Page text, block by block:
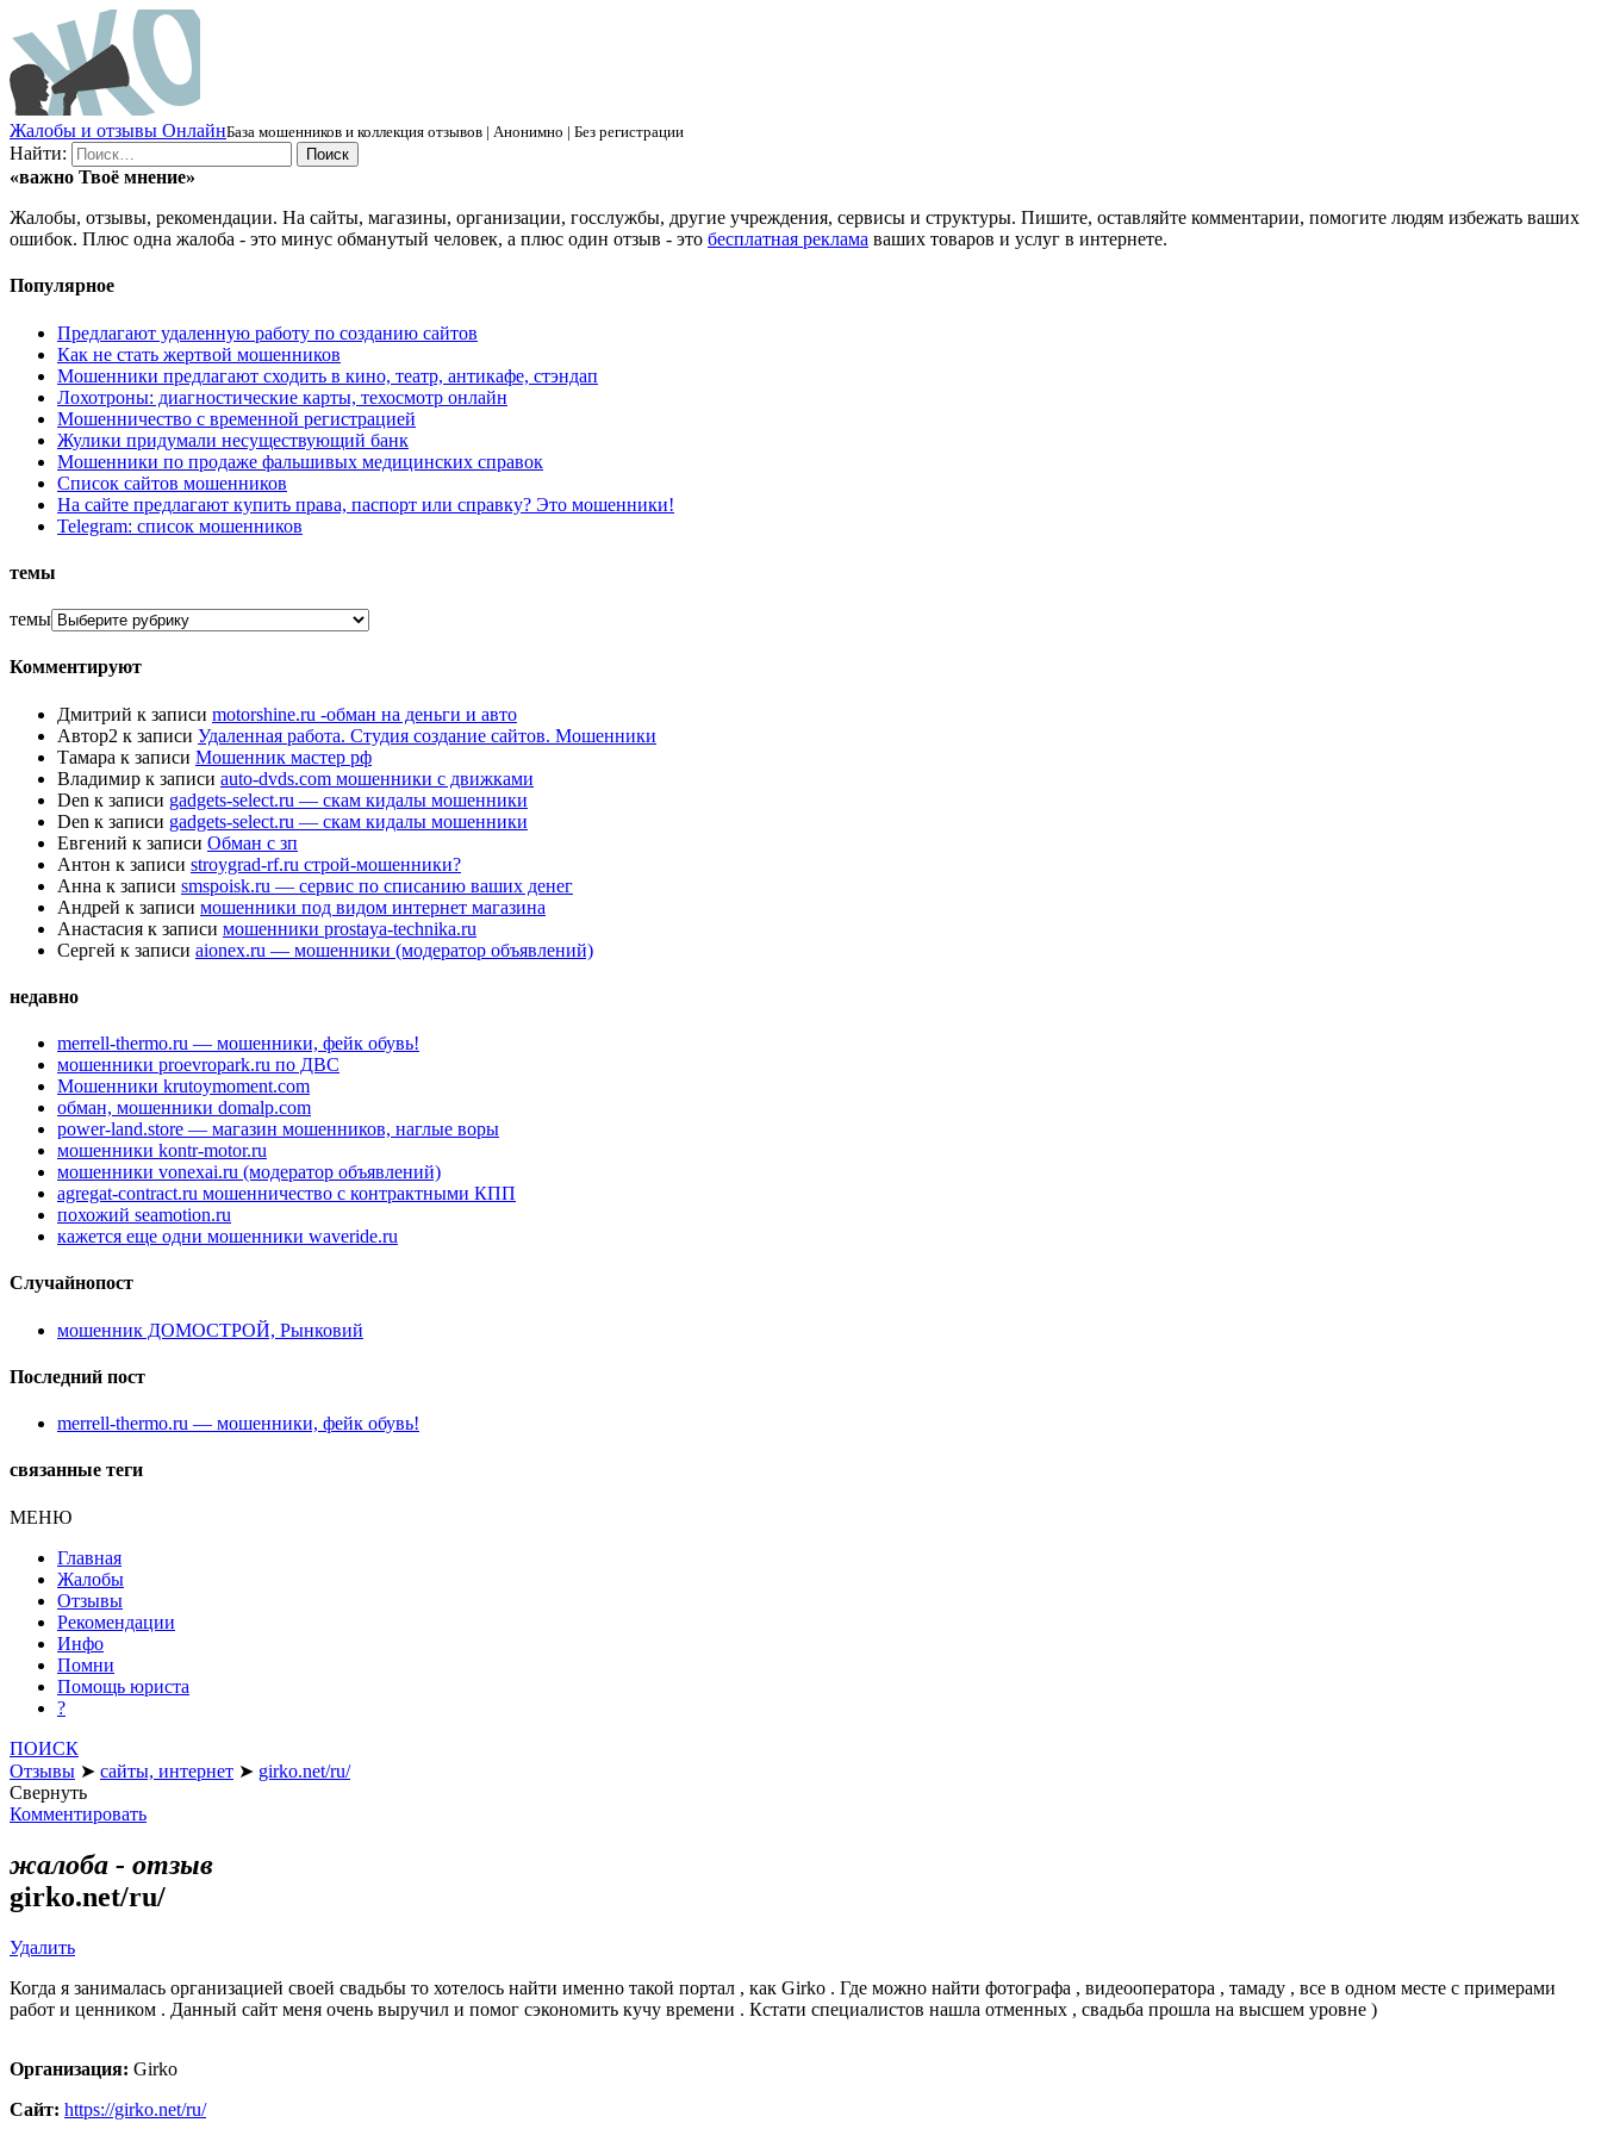
Жалобы и отзывы ОнлайнБаза мошенников и коллекция отзывов | Анонимно | Без регистрации
Найти:
«важно Твоё мнение»
Жалобы, отзывы, рекомендации. На сайты, магазины, организации, госслужбы, другие учреждения, сервисы и структуры. Пишите, оставляйте комментарии, помогите людям избежать ваших
ошибок. Плюс одна жалоба - это минус обманутый человек, а плюс один отзыв - это бесплатная реклама ваших товаров и услуг в интернете.
Популярное
Предлагают удаленную работу по созданию сайтов
Как не стать жертвой мошенников
Мошенники предлагают сходить в кино, театр, антикафе, стэндап
Лохотроны: диагностические карты, техосмотр онлайн
Мошенничество с временной регистрацией
Жулики придумали несуществующий банк
Мошенники по продаже фальшивых медицинских справок
Список сайтов мошенников
На сайте предлагают купить права, паспорт или справку? Это мошенники!
Telegram: список мошенников
темы
темы
Комментируют
Дмитрий к записи motorshine.ru -обман на деньги и авто
Автор2 к записи Удаленная работа. Студия создание сайтов. Мошенники
Тамара к записи Мошенник мастер рф
Владимир к записи auto-dvds.com мошенники с движками
Den к записи gadgets-select.ru — скам кидалы мошенники
Den к записи gadgets-select.ru — скам кидалы мошенники
Евгений к записи Обман с зп
Антон к записи stroygrad-rf.ru строй-мошенники?
Анна к записи smspoisk.ru — сервис по списанию ваших денег
Андрей к записи мошенники под видом интернет магазина
Анастасия к записи мошенники prostaya-technika.ru
Сергей к записи aionex.ru — мошенники (модератор объявлений)
недавно
merrell-thermo.ru — мошенники, фейк обувь!
мошенники proevropark.ru по ДВС
Мошенники krutoymoment.com
обман, мошенники domalp.com
power-land.store — магазин мошенников, наглые воры
мошенники kontr-motor.ru
мошенники vonexai.ru (модератор объявлений)
agregat-contract.ru мошенничество с контрактными КПП
похожий seamotion.ru
кажется еще одни мошенники waveride.ru
Случайнопост
мошенник ДОМОСТРОЙ, Рынковий
Последний пост
merrell-thermo.ru — мошенники, фейк обувь!
связанные теги
МЕНЮ
Главная
Жалобы
Отзывы
Рекомендации
Инфо
Помни
Помощь юриста
?
ПОИСК
Отзывы ➤ сайты, интернет ➤ girko.net/ru/
Свернуть
Комментировать
жалоба - отзыв
girko.net/ru/
Удалить
Когда я занималась организацией своей свадьбы то хотелось найти именно такой портал , как Girko . Где можно найти фотографа , видеооператора , тамаду , все в одном месте с примерами
работ и ценником . Данный сайт меня очень выручил и помог сэкономить кучу времени . Кстати специалистов нашла отменных , свадьба прошла на высшем уровне )
Организация: Girko
Сайт: https://girko.net/ru/